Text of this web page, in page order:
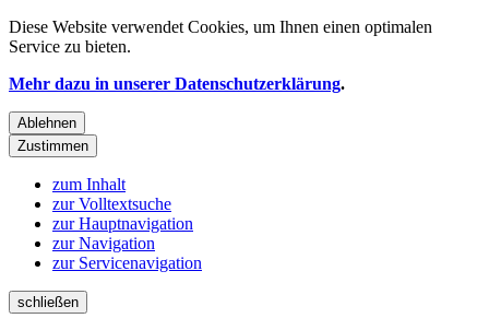
Diese Website verwendet Cookies, um Ihnen einen optimalen
Service zu bieten.
Mehr dazu in unserer Datenschutzerklärung.
Ablehnen
Zustimmen
zum Inhalt
zur Volltextsuche
zur Hauptnavigation
zur Navigation
zur Servicenavigation
schließen